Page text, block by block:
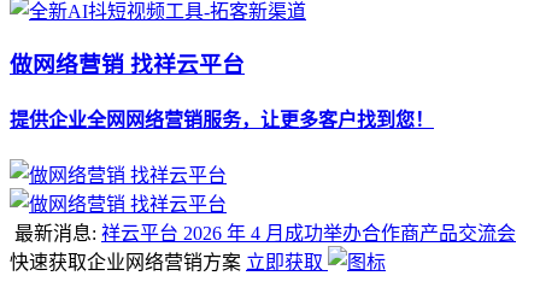
做网络营销 找祥云平台
提供企业全网网络营销服务，让更多客户找到您！
最新消息: 祥云平台 2026 年 4 月成功举办合作商产品交流会
快速获取企业网络营销方案 立即获取